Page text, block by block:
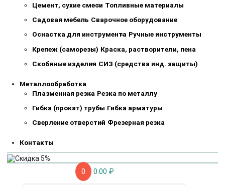
Цемент, сухие смеси Топливные материалы
Садовая мебель Сварочное оборудование
Оснастка для инструмента Ручные инструменты
Крепеж (саморезы) Краска, растворители, пена
Скобяные изделия СИЗ (средства инд. защиты)
Металлообработка
Плазменная резка Резка по металлу
Гибка (прокат) трубы Гибка арматуры
Сверление отверстий Фрезерная резка
Контакты
0 0.00 ₽